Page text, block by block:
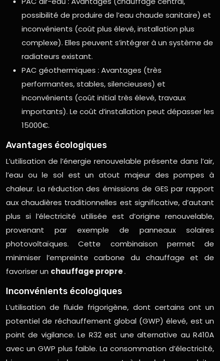
possibilité de produire de l’eau chaude sanitaire) et
inconvénients (coût plus élevé, installation plus
complexe). Elles peuvent s’intégrer à un système de
radiateurs existant.
PAC géothermiques : Avantages (très
performantes, stables, silencieuses) et
inconvénients (coût initial très élevé, travaux
importants). Le coût d’installation peut dépasser les
15000€.
Avantages écologiques
L’utilisation de l’énergie renouvelable présente dans l’air,
l’eau ou le sol est un atout majeur des pompes à
chaleur. La réduction des émissions de GES par rapport
aux chaudières traditionnelles est significative, d’autant
plus si l’électricité utilisée est d’origine renouvelable,
provenant par exemple de panneaux solaires
photovoltaïques. Cette combinaison permet de
minimiser l’empreinte carbone du chauffage et de
favoriser un chauffage propre.
Inconvénients écologiques
L’utilisation de fluide frigorigène, dont certains ont un
potentiel de réchauffement global (GWP) élevé, est un
point de vigilance. Le R32 est une alternative au R410A
avec un GWP plus faible. La consommation d’électricité,